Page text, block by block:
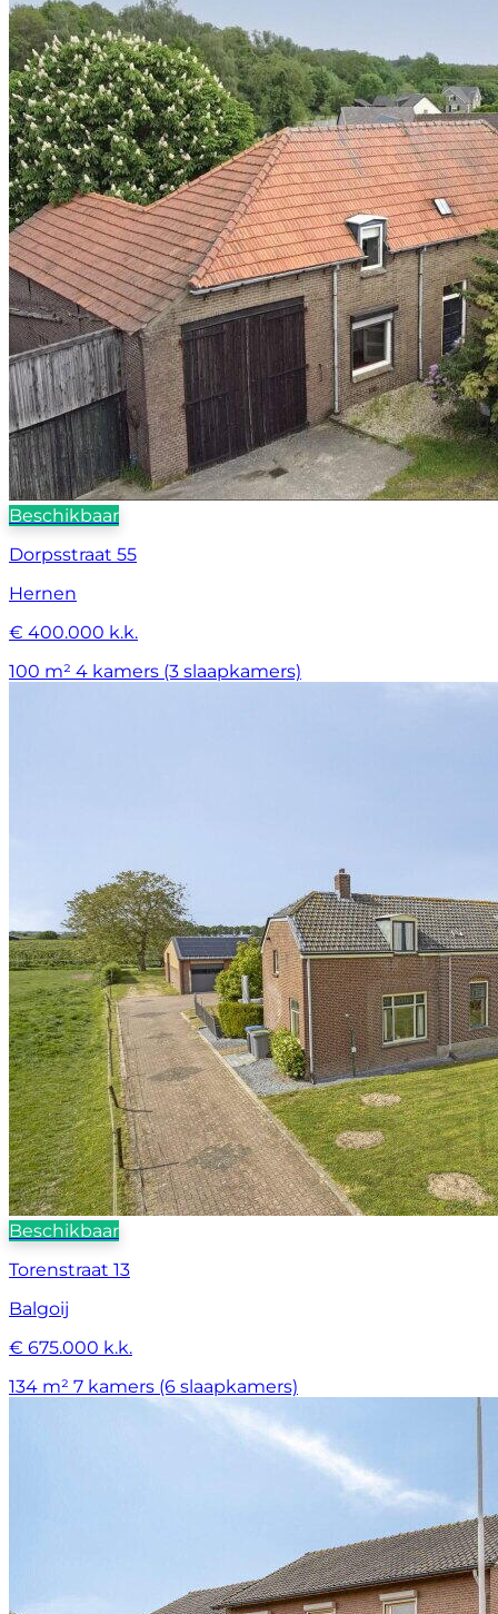
Beschikbaar
Dorpsstraat 55
Hernen
€ 400.000 k.k.
100 m² 4 kamers (3 slaapkamers)
Beschikbaar
Torenstraat 13
Balgoij
€ 675.000 k.k.
134 m² 7 kamers (6 slaapkamers)